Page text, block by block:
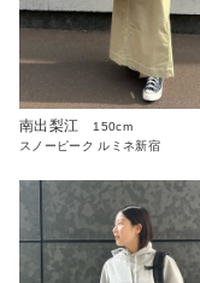
南出梨江
150cm
スノーピーク ルミネ新宿